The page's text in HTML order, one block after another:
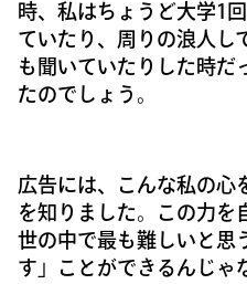
時、私はちょうど大学1
ていたり、周りの浪人し
も聞いていたりした時だ
たのでしょう。
広告には、こんな私の心
を知りました。この力を
世の中で最も難しいと思
す」ことができるんじゃ